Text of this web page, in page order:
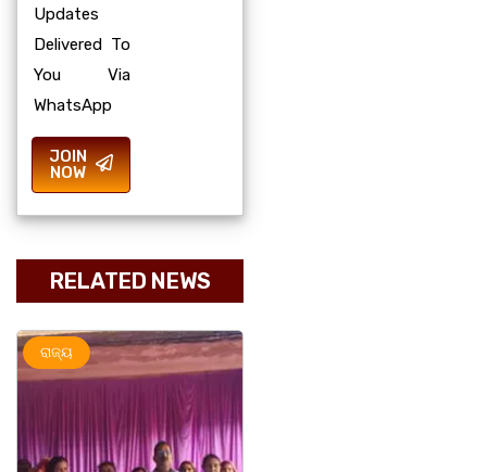
Updates
Delivered To
You Via
WhatsApp
JOIN
NOW
RELATED NEWS
ରାଜ୍ୟ